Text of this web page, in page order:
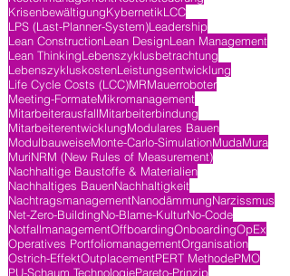
KrisenbewältigungKybernetikLCC
LPS (Last-Planner-System)Leadership
Lean ConstructionLean DesignLean Management
Lean ThinkingLebenszyklusbetrachtung
LebenszykluskostenLeistungsentwicklung
Life Cycle Costs (LCC)MRMauerroboter
Meeting-FormateMikromanagement
MitarbeiterausfallMitarbeiterbindung
MitarbeiterentwicklungModulares Bauen
ModulbauweiseMonte-Carlo-SimulationMudaMura
MuriNRM (New Rules of Measurement)
Nachhaltige Baustoffe & Materialien
Nachhaltiges BauenNachhaltigkeit
NachtragsmanagementNanodämmungNarzissmus
Net-Zero-BuildingNo-Blame-KulturNo-Code
NotfallmanagementOffboardingOnboardingOpEx
Operatives PortfoliomanagementOrganisation
Ostrich-EffektOutplacementPERT MethodePMO
PU-Schaum TechnologiePareto-Prinzip